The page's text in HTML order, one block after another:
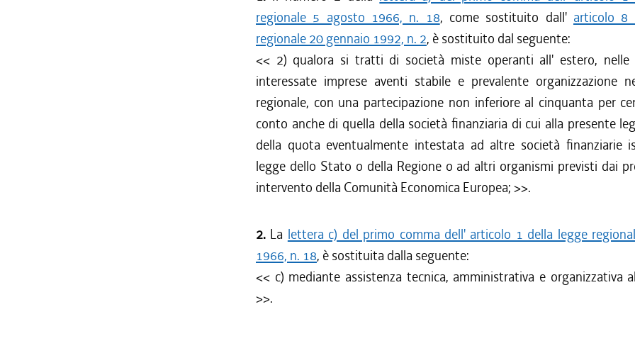
regionale 5 agosto 1966, n. 18, come sostituito dall' articolo 8
regionale 20 gennaio 1992, n. 2, è sostituito dal seguente:
<< 2) qualora si tratti di società miste operanti all' estero, nelle
interessate imprese aventi stabile e prevalente organizzazione
regionale, con una partecipazione non inferiore al cinquanta per
conto anche di quella della società finanziaria di cui alla presente
della quota eventualmente intestata ad altre società finanziarie
legge dello Stato o della Regione o ad altri organismi previsti dai
intervento della Comunità Economica Europea; >>.
2. La lettera c) del primo comma dell' articolo 1 della legge
1966, n. 18, è sostituita dalla seguente:
<< c) mediante assistenza tecnica, amministrativa e organizzativa
>>.